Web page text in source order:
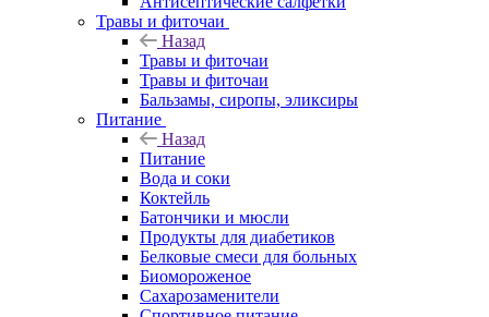
Травы и фиточаи
Назад
Травы и фиточаи
Травы и фиточаи
Бальзамы, сиропы, эликсиры
Питание
Назад
Питание
Вода и соки
Коктейль
Батончики и мюсли
Продукты для диабетиков
Белковые смеси для больных
Биомороженое
Сахарозаменители